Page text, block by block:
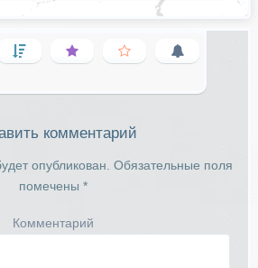
комментарий
опубликован. Обязательные поля
помечены *
Комментарий